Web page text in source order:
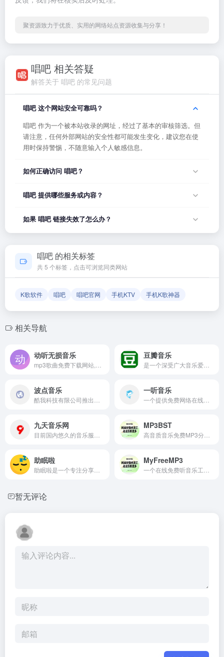
聚资源致力于优质、实用的网络站点资源收集与分享！
唱吧 相关答疑
解答关于 唱吧 的常见问题
唱吧 这个网站安全可靠吗？
唱吧 作为一个被本站收录的网址，经过了基本的审核筛选。但
请注意，任何外部网站的安全性都可能发生变化，建议您在使
用时保持警惕，不随意输入个人敏感信息。
如何正确访问 唱吧？
在浏览器地址栏输入正确的网址。如果遇到无法访问的情况，
唱吧 提供哪些服务或内容？
台，致力于帮助用户发现和整理优质网站资源，具体网站的内
容与服务由该网站运营方负责。
如果 唱吧 链接失效了怎么办？
如果发现链接无法打开或内容已变更，您可以使用页面上的
确保导航链接的准确性和有效性。
唱吧 的相关标签
共 5 个标签，点击可浏览同类网站
K歌软件 唱吧 唱吧官网 手机KTV 手机K歌神器
相关导航
动听无损音乐 豆瓣音乐
波点音乐 一听音乐
九天音乐网 MP3BST
助眠啦 MyFreeMP3
暂无评论